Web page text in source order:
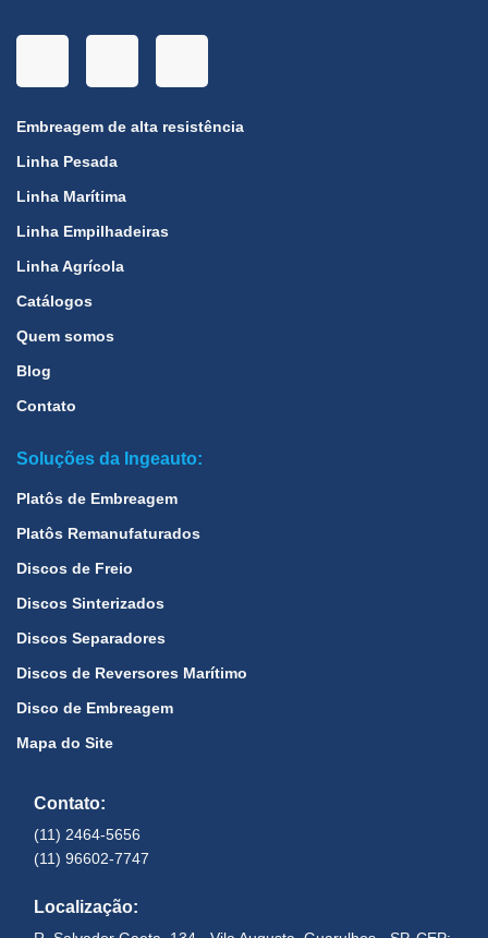
Embreagem de alta resistência
Linha Pesada
Linha Marítima
Linha Empilhadeiras
Linha Agrícola
Catálogos
Quem somos
Blog
Contato
Soluções da Ingeauto:
Platôs de Embreagem
Platôs Remanufaturados
Discos de Freio
Discos Sinterizados
Discos Separadores
Discos de Reversores Marítimo
Disco de Embreagem
Mapa do Site
Contato:
(11) 2464-5656
(11) 96602-7747
Localização: